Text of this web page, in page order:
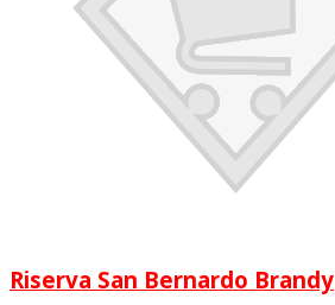
Riserva San Bernardo Brandy